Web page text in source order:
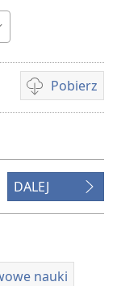
Pobierz
Opcje
pobierania
DALEJ
nauki